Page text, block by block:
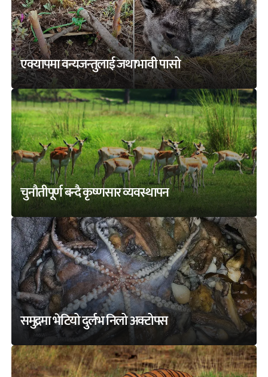
एक्यापमा वन्यजन्तुलाई जथाभावी पासो
चुनौतीपूर्ण बन्दै कृष्णसार व्यवस्थापन
समुद्रमा भेटियो दुर्लभ निलो अक्टोपस